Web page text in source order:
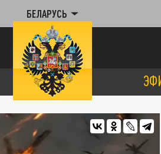
БЕЛАРУСЬ